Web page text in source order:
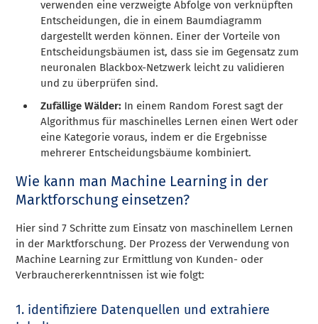
verwenden eine verzweigte Abfolge von verknüpften
Entscheidungen, die in einem Baumdiagramm
dargestellt werden können. Einer der Vorteile von
Entscheidungsbäumen ist, dass sie im Gegensatz zum
neuronalen Blackbox-Netzwerk leicht zu validieren
und zu überprüfen sind.
Zufällige Wälder: In einem Random Forest sagt der
Algorithmus für maschinelles Lernen einen Wert oder
eine Kategorie voraus, indem er die Ergebnisse
mehrerer Entscheidungsbäume kombiniert.
Wie kann man Machine Learning in der
Marktforschung einsetzen?
Hier sind 7 Schritte zum Einsatz von maschinellem Lernen
in der Marktforschung. Der Prozess der Verwendung von
Machine Learning zur Ermittlung von Kunden- oder
Verbrauchererkenntnissen ist wie folgt:
1. identifiziere Datenquellen und extrahiere